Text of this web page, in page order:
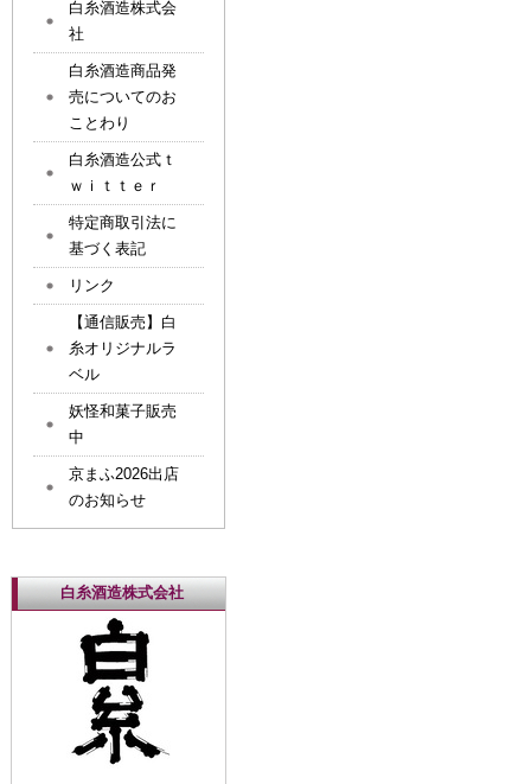
白糸酒造株式会
社
白糸酒造商品発
売についてのお
ことわり
白糸酒造公式ｔ
ｗｉｔｔｅｒ
特定商取引法に
基づく表記
リンク
【通信販売】白
糸オリジナルラ
ベル
妖怪和菓子販売
中
京まふ2026出店
のお知らせ
白糸酒造株式会社